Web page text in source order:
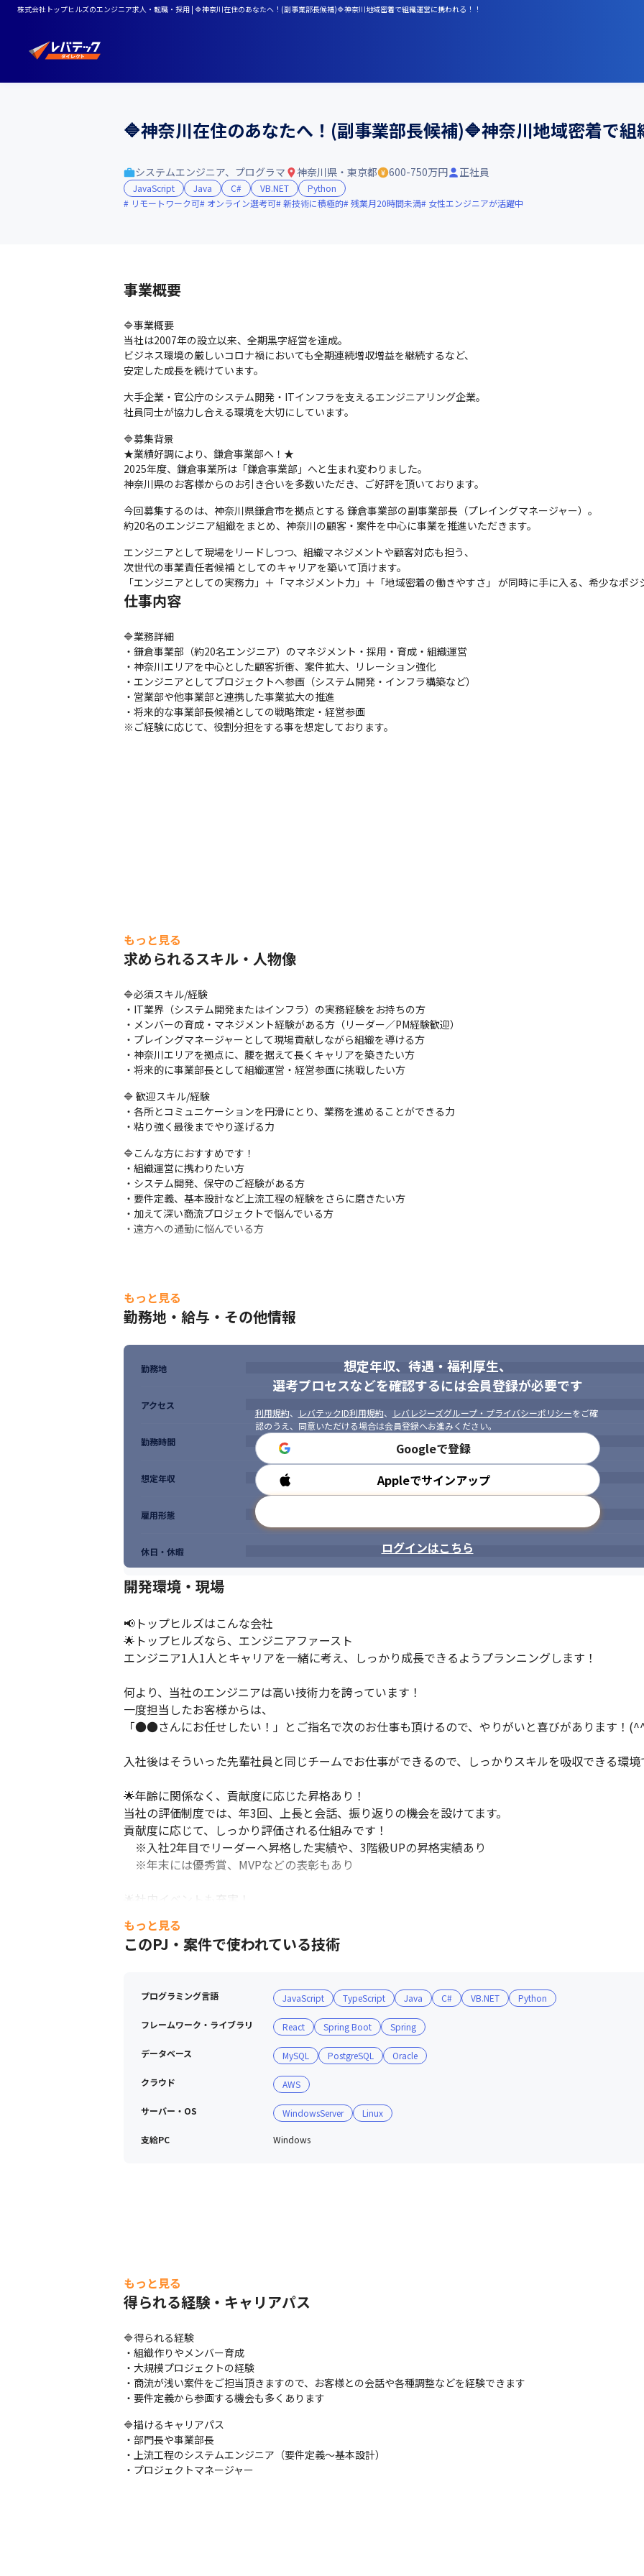
株式会社トップヒルズのエンジニア求人・転職・採用 | 🔷神奈川在住のあなたへ！(副事業部長候補)🔷神奈川地域密着で組織運営に携われる！！
🔷神奈川在住のあなたへ！(副事業部長候補)🔷神奈川地域密着で組
システムエンジニア、プログラマ 神奈川県・東京都 600-750万円 正社員
JavaScript Java C# VB.NET
Python
リモートワーク可
オンライン選考可 新技術に積極的 残業月20時間未満 女性エンジニアが活躍中
事業概要
🔷事業概要
当社は2007年の設立以来、全期黒字経営を達成。
ビジネス環境の厳しいコロナ禍においても全期連続増収増益を継続するなど、
安定した成長を続けています。
大手企業・官公庁のシステム開発・ITインフラを支えるエンジニアリング企業。
社員同士が協力し合える環境を大切にしています。
🔷募集背景
★業績好調により、鎌倉事業部へ！★
2025年度、鎌倉事業所は「鎌倉事業部」へと生まれ変わりました。
神奈川県のお客様からのお引き合いを多数いただき、ご好評を頂いております。
今回募集するのは、神奈川県鎌倉市を拠点とする 鎌倉事業部の副事業部長（プレイングマネージャー）。
約20名のエンジニア組織をまとめ、神奈川の顧客・案件を中心に事業を推進いただきます。
エンジニアとして現場をリードしつつ、組織マネジメントや顧客対応も担う、
次世代の事業責任者候補 としてのキャリアを築いて頂けます。
「エンジニアとしての実務力」＋「マネジメント力」＋「地域密着の働きやすさ」 が同時に手に入る、希少なポジ
仕事内容
🔷業務詳細
・鎌倉事業部（約20名エンジニア）のマネジメント・採用・育成・組織運営
・神奈川エリアを中心とした顧客折衝、案件拡大、リレーション強化
・エンジニアとしてプロジェクトへ参画（システム開発・インフラ構築など）
・営業部や他事業部と連携した事業拡大の推進
・将来的な事業部長候補としての戦略策定・経営参画
※ご経験に応じて、役割分担をする事を想定しております。
もっと見る
求められるスキル・人物像
🔷必須スキル/経験
・IT業界（システム開発またはインフラ）の実務経験をお持ちの方
・メンバーの育成・マネジメント経験がある方（リーダー／PM経験歓迎）
・プレイングマネージャーとして現場貢献しながら組織を導ける方
・神奈川エリアを拠点に、腰を据えて長くキャリアを築きたい方
・将来的に事業部長として組織運営・経営参画に挑戦したい方
🔷 歓迎スキル/経験
・各所とコミュニケーションを円滑にとり、業務を進めることができる力
・粘り強く最後までやり遂げる力
🔷こんな方におすすめです！
・組織運営に携わりたい方
・システム開発、保守のご経験がある方
・要件定義、基本設計など上流工程の経験をさらに磨きたい方
・加えて深い商流プロジェクトで悩んでいる方
・遠方への通勤に悩んでいる方
もっと見る
勤務地・給与・その他情報
想定年収、待遇・福利厚生、
選考プロセスなどを確認するには会員登録が必要です
利用規約、 レバテックID利用規約、 レバレジーズグループ・プライバシーポリシーをご確
認のうえ、同意いただける場合は会員登録へお進みください。
Googleで登録
Appleでサインアップ
ログインはこちら
勤務地
アクセス
勤務時間
想定年収
雇用形態
休日・休暇
開発環境・現場
📢トップヒルズはこんな会社
🌟トップヒルズなら、エンジニアファースト
エンジニア1人1人とキャリアを一緒に考え、しっかり成長できるようプランニングします！
何より、当社のエンジニアは高い技術力を誇っています！
一度担当したお客様からは、
「●●さんにお任せしたい！」とご指名で次のお仕事も頂けるので、やりがいと喜びがあります！
入社後はそういった先輩社員と同じチームでお仕事ができるので、しっかりスキルを吸収できる環境
🌟年齢に関係なく、貢献度に応じた昇格あり！
当社の評価制度では、年3回、上長と会話、振り返りの機会を設けてます。
貢献度に応じて、しっかり評価される仕組みです！
※入社2年目でリーダーへ昇格した実績や、3階級UPの昇格実績あり
※年末には優秀賞、MVPなどの表彰もあり
🌟社内イベントも充実！
部会・懇親会や勉強会などを定期開催しています！
また、それぞれの部署では社員同士のコミュニケーションが細やかに取られています！
もし…今後悩みが出ても1人で抱えることなく、がっちり上長・チーム単位でフォローします！ 上長
📢その他POINT
✅年4回の事業部会(＆部会)で他部門の社員と懇親！楽しく飲みましょう！
✅この度、コロナで休会となっていた社内「同好会」が復活します！
✅その他の催しも企画中！ぜひあなたの「やりたいアイデア」ください！
✅社員紹介制度あり（今期、更に魅力的に…なりました）
✅資格取得補助制度あり（どんどん活用しちゃってください！）
✅ワークライフバランスを実現！（平均残業時間10-15時間、年休120日以上、転勤なし）
📌何よりこちらを
もっと見る
このPJ・案件で使われている技術
プログラミング言語 JavaScript TypeScript Java C# VB.NET Python
フレームワーク・ライブラリ React Spring Boot Spring
データベース MySQL PostgreSQL Oracle
クラウド AWS
サーバー・OS WindowsServer Linux
支給PC Windows
もっと見る
得られる経験・キャリアパス
🔷得られる経験
・組織作りやメンバー育成
・大規模プロジェクトの経験
・商流が浅い案件をご担当頂きますので、お客様との会話や各種調整などを経験できます
・要件定義から参画する機会も多くあります
🔷描けるキャリアパス
・部門長や事業部長
・上流工程のシステムエンジニア（要件定義～基本設計）
・プロジェクトマネージャー